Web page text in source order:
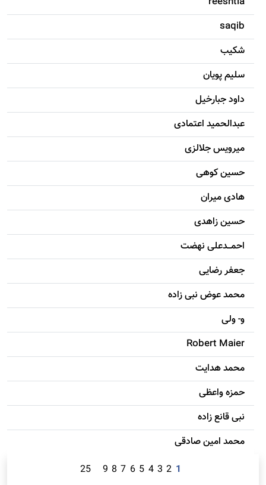
saqib
شکيب
سليم پویان
داود جبارخیل
عبدالحمید اعتمادی
میرویس جلالزی
حسين کوهی
هادی ميران
حسين زاهدی
احمـــدعلی نهضت
جعفر رضایی
محمد عوض نبی زاده
و- ولی
Robert Maier
محمد هدایت
حمزه واعظی
نبی قانع زاده
محمد امين صادقی
1
2
3
4
5
6
7
8
9
25